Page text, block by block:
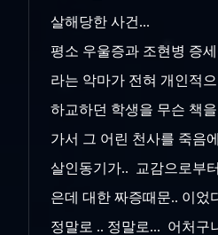
살해당한 사건...
평소 우울증과 조현병 증
라는 악마가 전혀 개인적
하교하던 학생을 무슨 책
가서 그 어린 천사를 죽음
살인동기가.. 교감으로부
은데 대한 짜증때문.. 이었
정말로 .. 정말로... 어처구